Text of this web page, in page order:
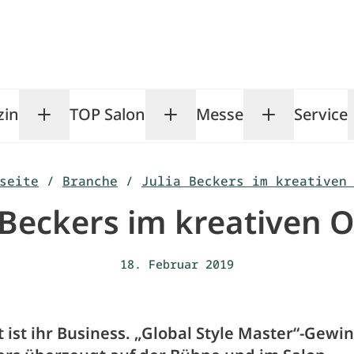
Toggle Magazin submenu
TOP Salon Toggle TOP Salon
Messe ToggleService
/ Branche / Julia Beckers im kreativen
im kreativen
18. Februar 2019
ihr Business. „Global Style Master“-